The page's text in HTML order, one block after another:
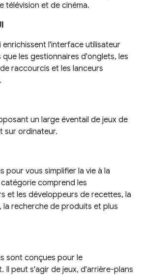
télévision et de cinéma.
enrichissent l'interface utilisateur
que les gestionnaires d'onglets, les
raccourcis et les lanceurs
un large éventail de jeux de
sur ordinateur.
pour vous simplifier la vie à la
comprend les
et les développeurs de recettes, la
la recherche de produits et plus
sont conçues pour le
Il peut s'agir de jeux, d'arrière-plans